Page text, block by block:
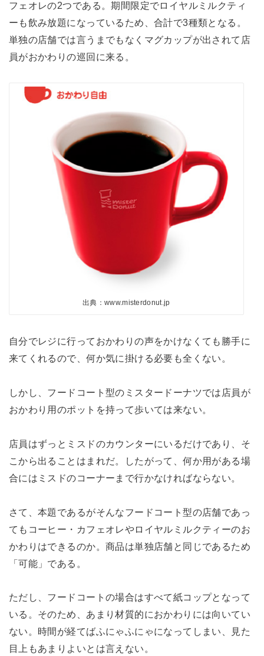
フェオレの2つである。期間限定でロイヤルミルクティ
ーも飲み放題になっているため、合計で3種類となる。
単独の店舗では言うまでもなくマグカップが出されて店
員がおかわりの巡回に来る。
出典：www.misterdonut.jp
自分でレジに行っておかわりの声をかけなくても勝手に
来てくれるので、何か気に掛ける必要も全くない。
しかし、フードコート型のミスタードーナツでは店員が
おかわり用のポットを持って歩いては来ない。
店員はずっとミスドのカウンターにいるだけであり、そ
こから出ることはまれだ。したがって、何か用がある場
合にはミスドのコーナーまで行かなければならない。
さて、本題であるがそんなフードコート型の店舗であっ
てもコーヒー・カフェオレやロイヤルミルクティーのお
かわりはできるのか。商品は単独店舗と同じであるため
「可能」である。
ただし、フードコートの場合はすべて紙コップとなって
いる。そのため、あまり材質的におかわりには向いてい
ない。時間が経てばふにゃふにゃになってしまい、見た
目上もあまりよいとは言えない。